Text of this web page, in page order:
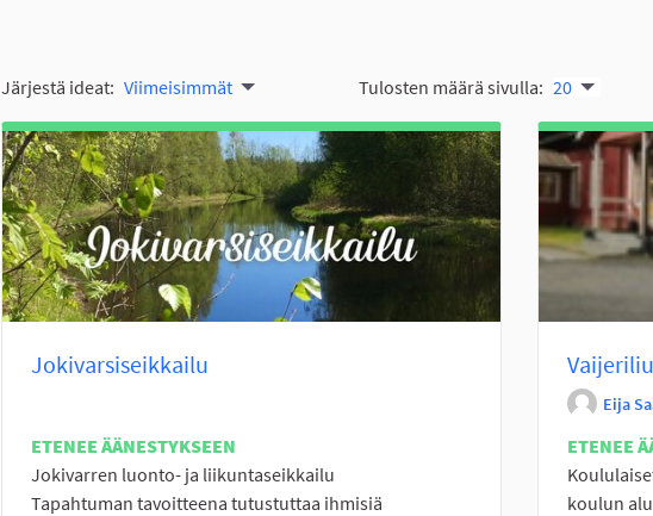
Järjestä ideat: Viimeisimmät Tulosten määrä sivulla: 20
Jokivarsiseikkailu
ETENEE ÄÄNESTYKSEEN
Jokivarren luonto- ja liikuntaseikkailu
Tapahtuman tavoitteena tutustuttaa ihmisiä
Eija
ETENEE
koulun